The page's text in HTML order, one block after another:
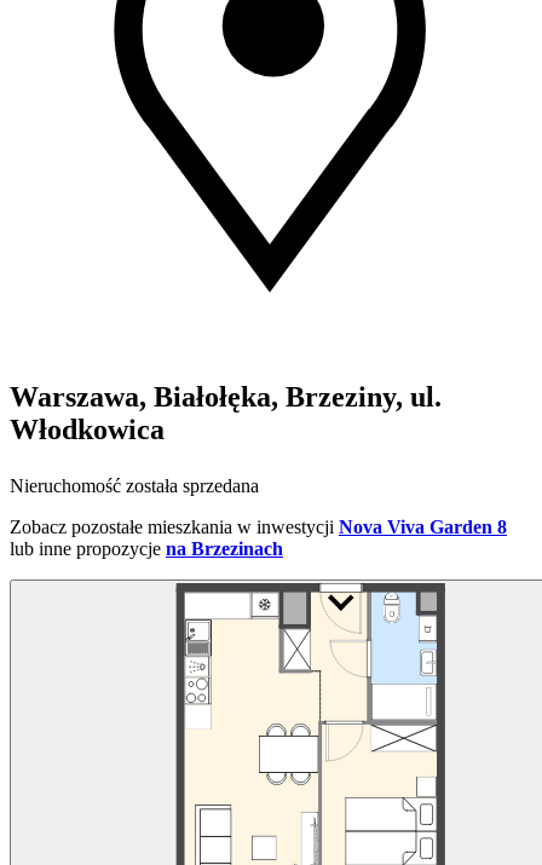
Warszawa, Białołęka, Brzeziny, ul.
Włodkowica
Nieruchomość została sprzedana
Zobacz pozostałe mieszkania w inwestycji Nova Viva Garden 8
lub inne propozycje na Brzezinach